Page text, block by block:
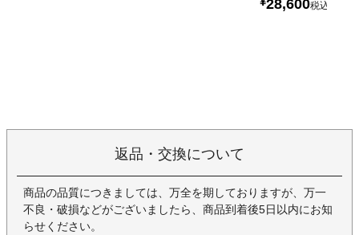
28,600税込
返品・交換について
商品の品質につきましては、万全を期しておりますが、万一
不良・破損などがございましたら、商品到着後5日以内にお知
らせください。